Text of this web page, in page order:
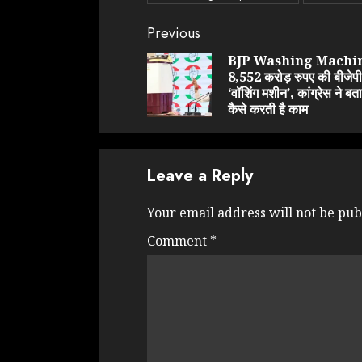
Continue
Reading
Previous
BJP Washing
8,552 करोड़ रुपए की
‘वॉशिंग मशीन’, कांग्रेस ने
कैसे करती है काम
Leave a Reply
Your email address will not be
Comment *